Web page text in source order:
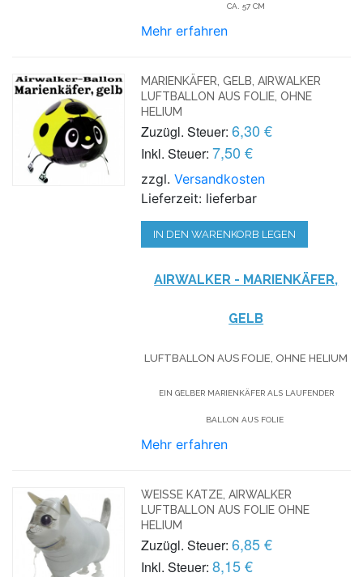
CA. 57 CM
Mehr erfahren
MARIENKÄFER, GELB, AIRWALKER
LUFTBALLON AUS FOLIE, OHNE
HELIUM
Zuzügl. Steuer: 6,30 €
Inkl. Steuer: 7,50 €
zzgl.Versandkosten
Lieferzeit: lieferbar
IN DEN WARENKORB LEGEN
AIRWALKER - MARIENKÄFER,
GELB
LUFTBALLON AUS FOLIE, OHNE HELIUM
EIN GELBER MARIENKÄFER ALS LAUFENDER
BALLON AUS FOLIE
Mehr erfahren
WEISSE KATZE, AIRWALKER L
UFTBALLON AUS FOLIE OHNE H
ELIUM
Zuzügl. Steuer: 6,85 €
Inkl. Steuer: 8,15 €